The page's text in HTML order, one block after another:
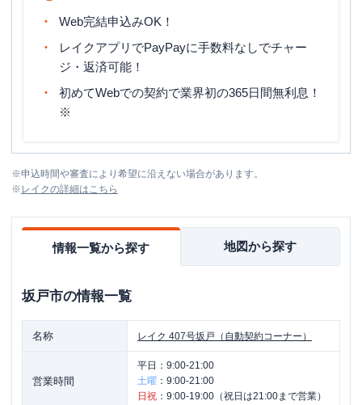
Web完結申込みOK！
レイクアプリでPayPayに手数料なしでチャー
ジ・返済可能！
初めてWebでの契約で業界初の365日間無利息！
※
※申込時間や審査により希望に沿えない場合があります。
※ レイクの詳細はこちら
情報一覧から探す 地図から探す
坂戸市の情報一覧
名称 レイク 407号坂戸（自動契約コーナー）
営業時間
平日： 9:00-21:00
土曜 ： 9:00-21:00
日祝 ： 9:00-19:00（祝日は21:00まで営業）